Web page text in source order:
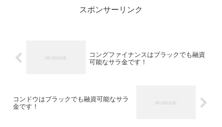
スポンサーリンク
コングファイナンスはブラックでも融資
可能なサラ金です！
コンドウはブラックでも融資可能なサラ
金です！